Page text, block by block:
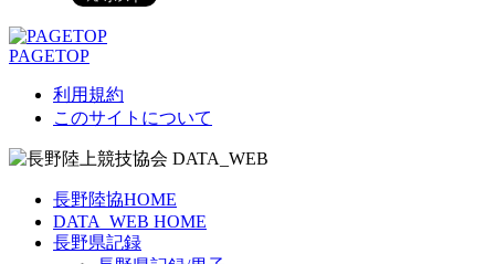
PAGETOP
利用規約
このサイトについて
長野陸協HOME
DATA_WEB HOME
長野県記録